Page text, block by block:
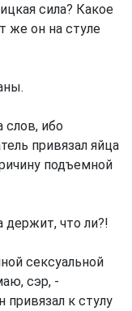
сила? Какое
же он на стуле
слов, ибо
привязал яйца
подъемной
держит, что ли?!
сексуальной
сэр, -
привязал к стулу